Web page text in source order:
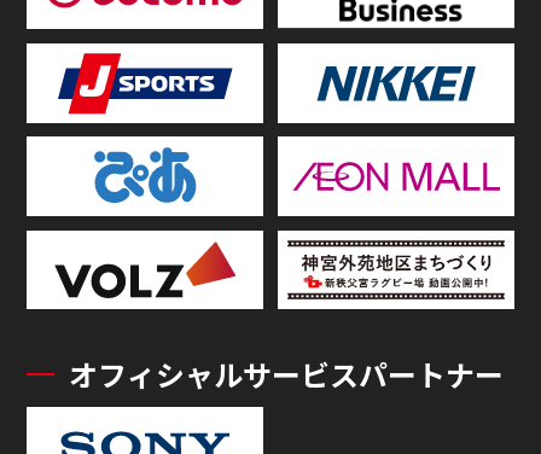
オフィシャルサービスパートナー